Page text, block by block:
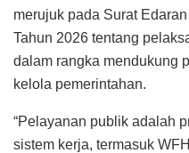
merujuk pada Surat
Tahun 2026 tentang
dalam rangka mendukung
kelola pemerintahan.
“Pelayanan publik adalah
sistem kerja, termasuk